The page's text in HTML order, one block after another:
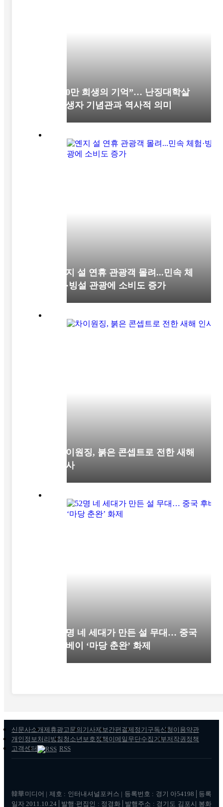
“30만 희생의 기억”… 난징대학살
희생자 기념관과 역사적 의미
옌지 설 연휴 관광객 몰려...민속 체
험·빙설 관광에 소비도 증가
차이원징, 붉은 콘셉트로 전한 새해
인사
52명 네 세대가 만든 설 무대… 중국
후베이 ‘마당 춘완’ 화제
신문사소개제휴광고문의 기사제보간편결제 정기구독신청 이용약관
개인정보처리방침 청소년보호정책 이메일무단수집거부저작권정책
고객센터
RSS
韓華미디어 | 제호 : 인터내셔널포커스 | 등록번호 : 경기 아54198│등록
일자 2011.10.24│발행·편집인 : 정경화│발행주소 : 경기도 김포시 봉화